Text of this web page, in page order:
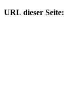
URL dieser Seite: